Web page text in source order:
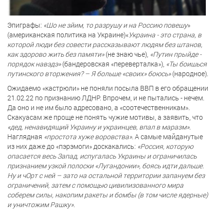
Эпиграфы: «Шо не зйим, то разрушу и на Россию повешу»
(американская политика на Украине)«Украина - это страна, в
которой люди без совести рассказывают людям без штанов,
как здорово жить без памяти»(не знаю чье), «Путин прыйде -
порядок навэдэ»(бандеровская «переверталка»), «Ты боишься
путинского вторжения? – Я больше «своих» боюсь»(народное).
Ожидаемо «кастрюли» не поняли посыла ВВП в его обращении
21.02.22 по признанию ЛДНР. Впрочем, и не пытались - нечем.
Да оно и не им было адресовано, а «соотечественникам».
Скакуасам же проще не понять чужие мотивы, а заявить, что
«дед, ненавидящий Украину и украинцев, впал в маразм».
Наглядная «простота хуже воровства».А самые майданутые
из них даже до «пэрэмоги» доскакались: «Россия, которую
опасается весь Запад, испугалась Украины и ограничилась
признанием узкой полоски «Лугандонии», боясь идти дальше.
Ну и чОрт с ней – зато на остальной территории запануем без
ограничений, затем с помощью цивилизованного мира
соберем силы, накопим ракеты и бомбы (в том числе ядерные)
и уничтожим Рашку».